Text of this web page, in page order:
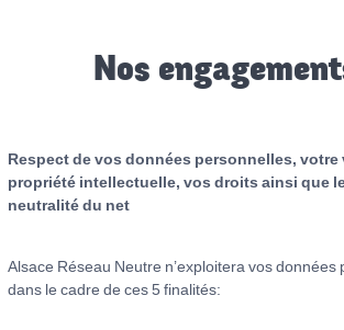
Nos
Respect de vos données personnelles, votre
propriété intellectuelle, vos droits ainsi que
neutralité du net
Alsace Réseau Neutre n’exploitera vos données
dans le cadre de ces 5 finalités: